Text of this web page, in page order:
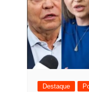
Destaque